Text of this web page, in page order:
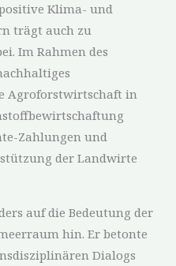
Klima- und
trägt auch zu
Im Rahmen des
Agroforstwirtschaft in
Zahlungen und
der Landwirte
auf die Bedeutung der
hin. Er betonte
Dialogs